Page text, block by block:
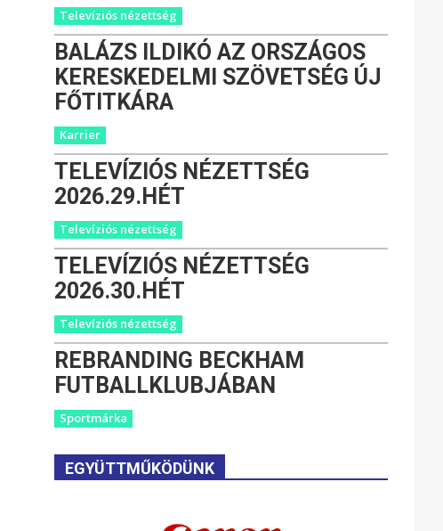
Televíziós nézettség
BALÁZS ILDIKÓ AZ ORSZÁGOS
KERESKEDELMI SZÖVETSÉG ÚJ
FŐTITKÁRA
Karrier
TELEVÍZIÓS NÉZETTSÉG
2026.29.HÉT
Televíziós nézettség
TELEVÍZIÓS NÉZETTSÉG
2026.30.HÉT
Televíziós nézettség
REBRANDING BECKHAM
FUTBALLKLUBJÁBAN
Sportmárka
EGYÜTTMŰKÖDÜNK